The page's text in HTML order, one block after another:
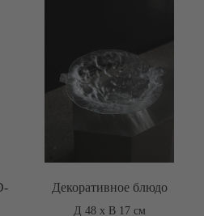
Декоративное блюдо
Д 48 х В 17 см